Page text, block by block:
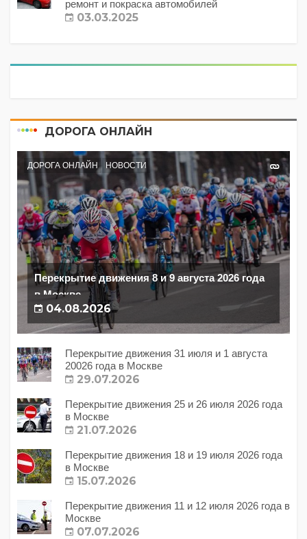
ремонт и покраска автомобилей
03.03.2025
ДОРОГА ОНЛАЙН
ДОРОГА ОНЛАЙН НОВОСТИ
Перекрытие движения 8 и 9 августа 2026 года
в Москве
04.08.2026
Перекрытие движения 31 июля и 1 августа
20026 года в Москве
29.07.2026
Перекрытие движения 25 и 26 июля 2026 года
в Москве
21.07.2026
Перекрытие движения 18 и 19 июля 2026 года
в Москве
15.07.2026
Перекрытие движения 11 и 12 июля 2026 года в
Москве
07.07.2026